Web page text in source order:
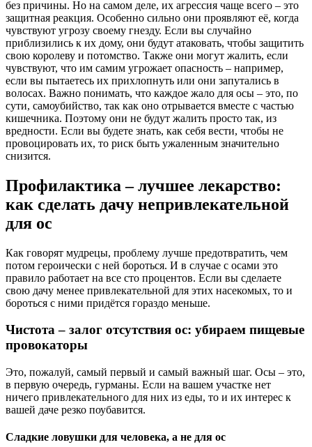
без причины. Но на самом деле, их агрессия чаще всего – это
защитная реакция. Особенно сильно они проявляют её, когда
чувствуют угрозу своему гнезду. Если вы случайно
приблизились к их дому, они будут атаковать, чтобы защитить
свою королеву и потомство. Также они могут жалить, если
чувствуют, что им самим угрожает опасность – например,
если вы пытаетесь их прихлопнуть или они запутались в
волосах. Важно понимать, что каждое жало для осы – это, по
сути, самоубийство, так как оно отрывается вместе с частью
кишечника. Поэтому они не будут жалить просто так, из
вредности. Если вы будете знать, как себя вести, чтобы не
провоцировать их, то риск быть ужаленным значительно
снизится.
Профилактика – лучшее лекарство:
как сделать дачу непривлекательной
для ос
Как говорят мудрецы, проблему лучше предотвратить, чем
потом героически с ней бороться. И в случае с осами это
правило работает на все сто процентов. Если вы сделаете
свою дачу менее привлекательной для этих насекомых, то и
бороться с ними придётся гораздо меньше.
Чистота – залог отсутствия ос: убираем пищевые
провокаторы
Это, пожалуй, самый первый и самый важный шаг. Осы – это,
в первую очередь, гурманы. Если на вашем участке нет
ничего привлекательного для них из еды, то и их интерес к
вашей даче резко поубавится.
Сладкие ловушки для человека, а не для ос